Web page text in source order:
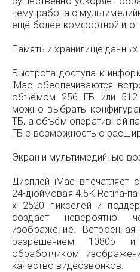
чему работа с
ещё более комфортной и
Память и хранилище данных
Быстрота доступа к
iMac обеспечиваются
объёмом 256 ГБ или 512
можно выбрать
ТБ, а объём оперативной
ГБ с возможностью
Экран и мультимедийные
Дисплей iMac впечатляет
24-дюймовая 4.5K Retina-
x 2520 пикселей и
создаёт невероятно
изображение.
разрешением 1080p и
обработчиком
качество видеозвонков.